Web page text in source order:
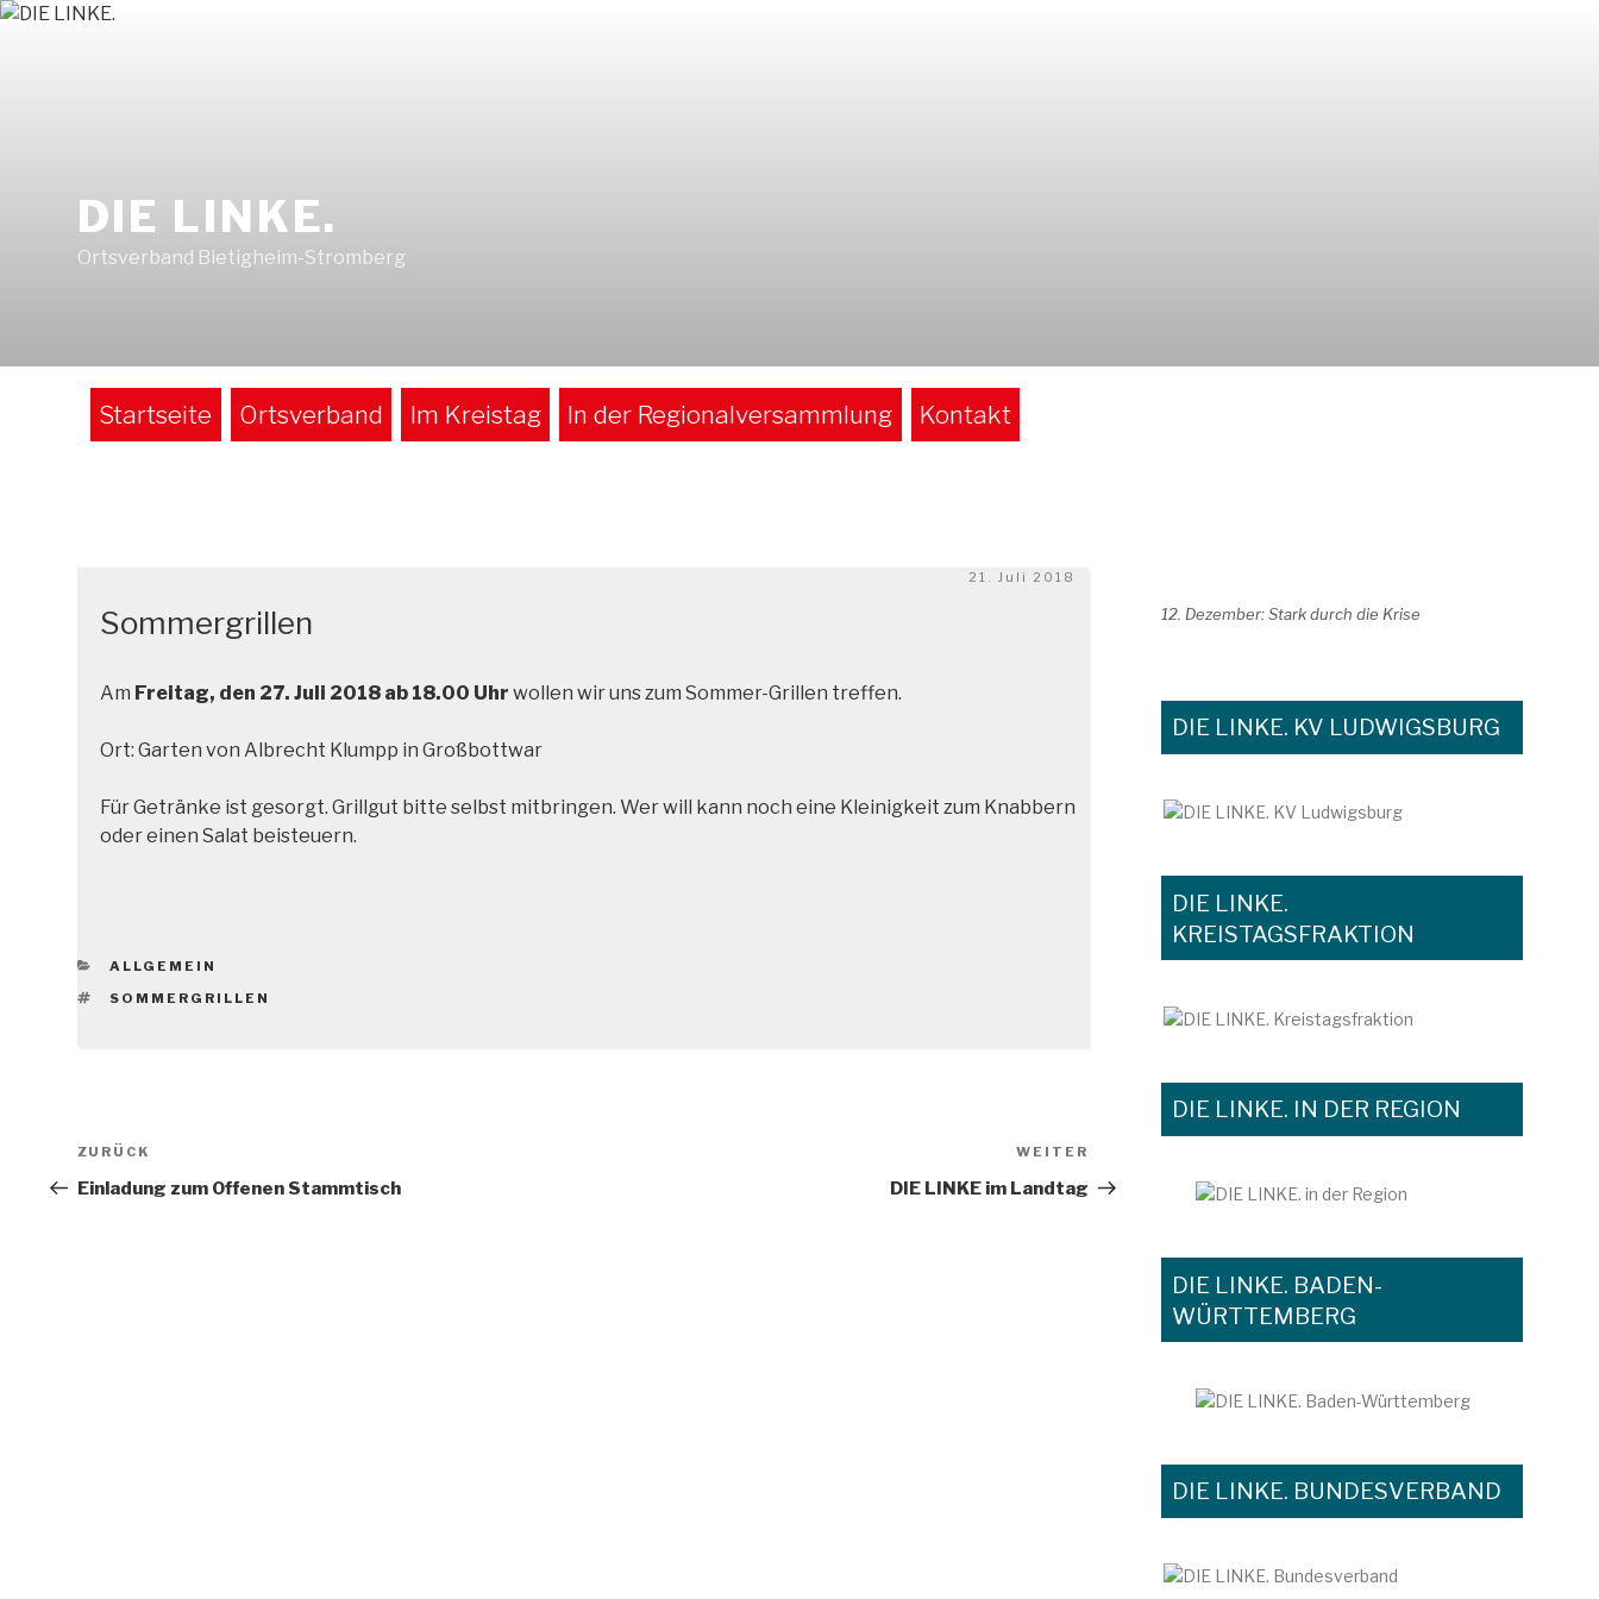
Zum
DIE LINKE.
Ortsverband Bietigheim-Stromberg
Startseite Ortsverband Im Kreistag In der Regionalversammlung Kontakt
Veröffentlicht
21. Juli 2018
Sommergrillen
Am Freitag, den 27. Juli 2018 ab 18.00 Uhr wollen wir uns zum Sommer-Grillen treffen.
Ort: Garten von Albrecht Klumpp in Großbottwar
Für Getränke ist gesorgt. Grillgut bitte selbst mitbringen. Wer will kann noch eine Kleinigkeit zum Knabbern
oder einen Salat beisteuern.
KATEGORIEN
ALLGEMEIN
SCHLAGWÖRTER
SOMMERGRILLEN
Beitragsnavigation
Vorheriger
Beitrag
ZURÜCK
Einladung zum Offenen Stammtisch
Beitrag
WEITER
DIE LINKE im Landtag
12. Dezember: Stark durch die Krise
DIE LINKE. KV LUDWIGSBURG
DIE LINKE.
KREISTAGSFRAKTION
DIE LINKE. IN DER REGION
DIE LINKE. BADEN-
WÜRTTEMBERG
DIE LINKE. BUNDESVERBAND